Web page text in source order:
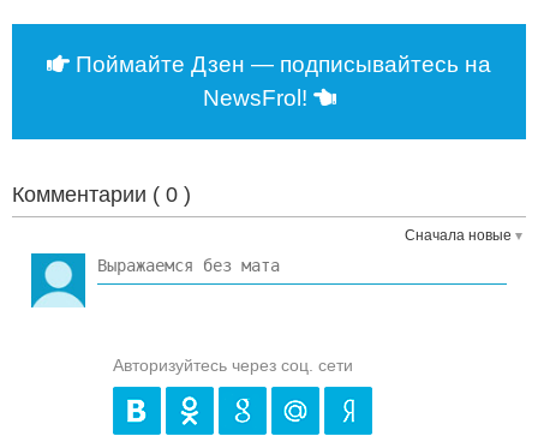
Поймайте Дзен — подписывайтесь на
NewsFrol!
Комментарии ( 0 )
Сначала новые
Авторизуйтесь через соц. сети